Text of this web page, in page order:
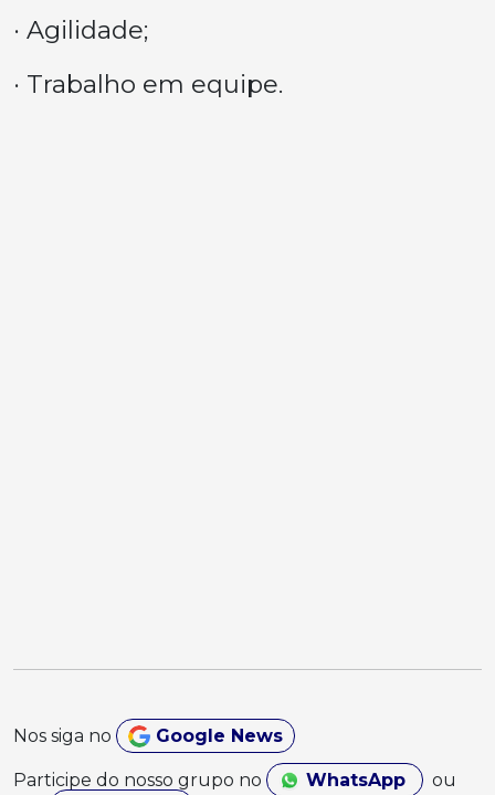
· Agilidade;
· Trabalho em equipe.
Nos siga no Google News
Participe do nosso grupo no WhatsApp
ou